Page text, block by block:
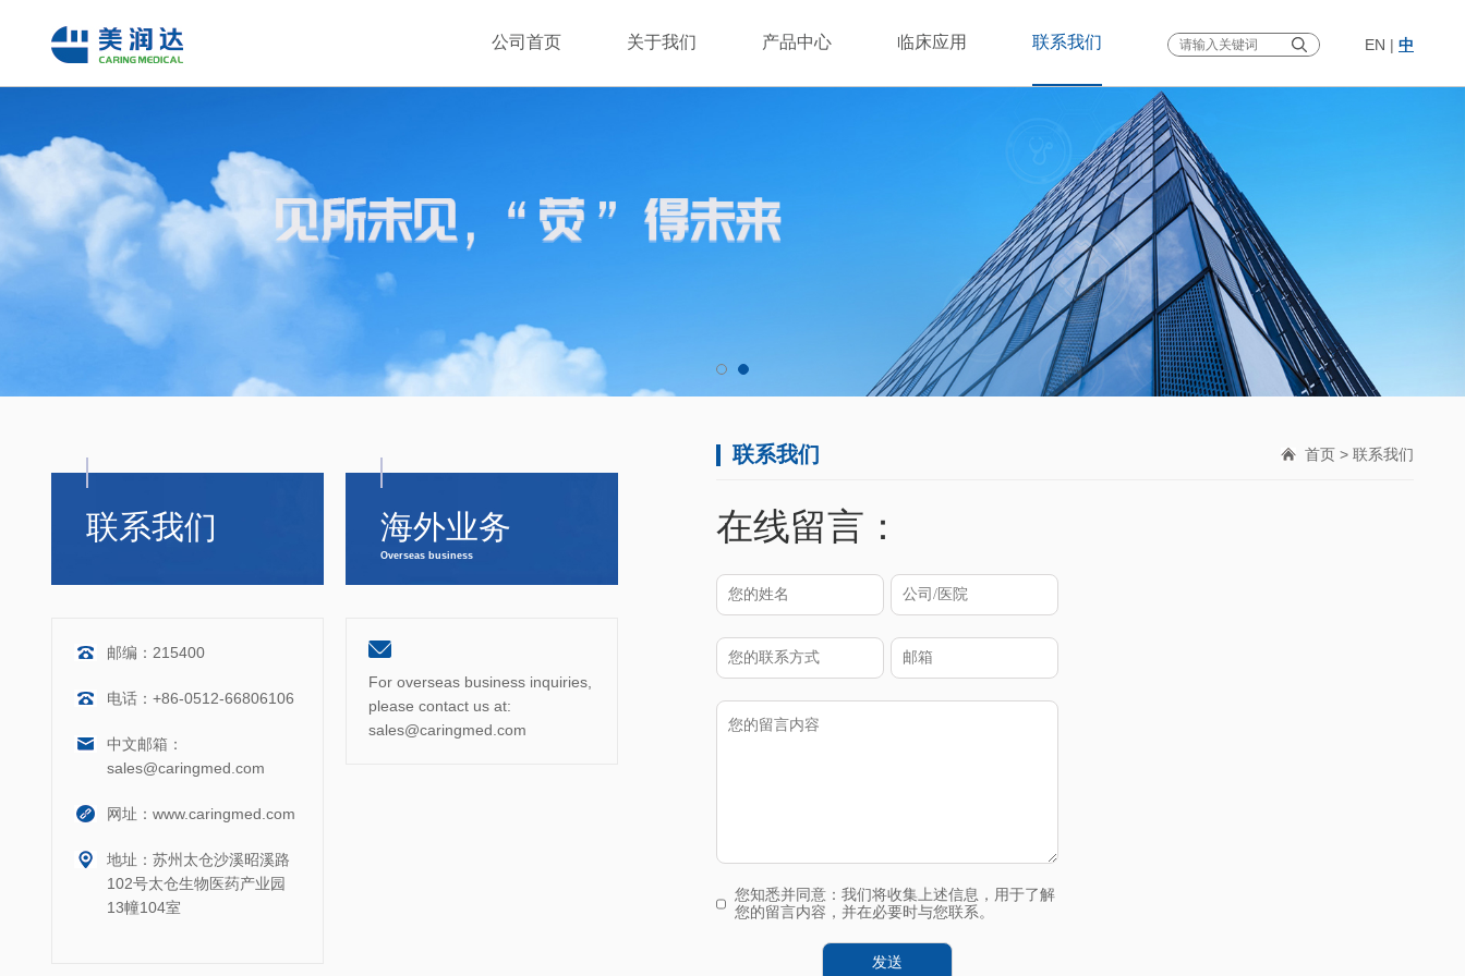
公司首页 关于我们 产品中心 临床应用 联系我们 EN | 中
联系我们
邮编：215400
电话：+86-0512-66806106
中文邮箱：
sales@caringmed.com
网址：www.caringmed.com
地址：苏州太仓沙溪昭溪路
102号太仓生物医药产业园
13幢104室
海外业务
Overseas business
For overseas business inquiries,
please contact us at:
sales@caringmed.com
联系我们 首页 > 联系我们
在线留言：
您知悉并同意：我们将收集上述信息，用于了解
您的留言内容，并在必要时与您联系。